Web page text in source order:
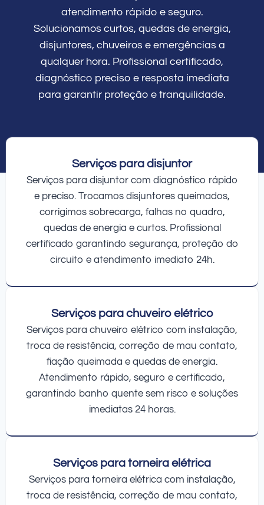
atendimento rápido e seguro.
Solucionamos curtos, quedas de energia,
disjuntores, chuveiros e emergências a
qualquer hora. Profissional certificado,
diagnóstico preciso e resposta imediata
para garantir proteção e tranquilidade.
Serviços para disjuntor
Serviços para disjuntor com diagnóstico rápido
e preciso. Trocamos disjuntores queimados,
corrigimos sobrecarga, falhas no quadro,
quedas de energia e curtos. Profissional
certificado garantindo segurança, proteção do
circuito e atendimento imediato 24h.
Serviços para chuveiro elétrico
Serviços para chuveiro elétrico com instalação,
troca de resistência, correção de mau contato,
fiação queimada e quedas de energia.
Atendimento rápido, seguro e certificado,
garantindo banho quente sem risco e soluções
imediatas 24 horas.
Serviços para torneira elétrica
Serviços para torneira elétrica com instalação,
troca de resistência, correção de mau contato,